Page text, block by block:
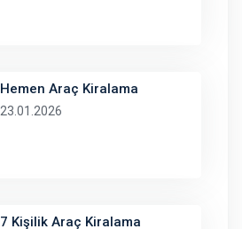
Hemen Araç Kiralama
23.01.2026
7 Kişilik Araç Kiralama